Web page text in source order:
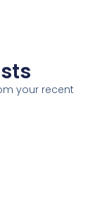
your recent